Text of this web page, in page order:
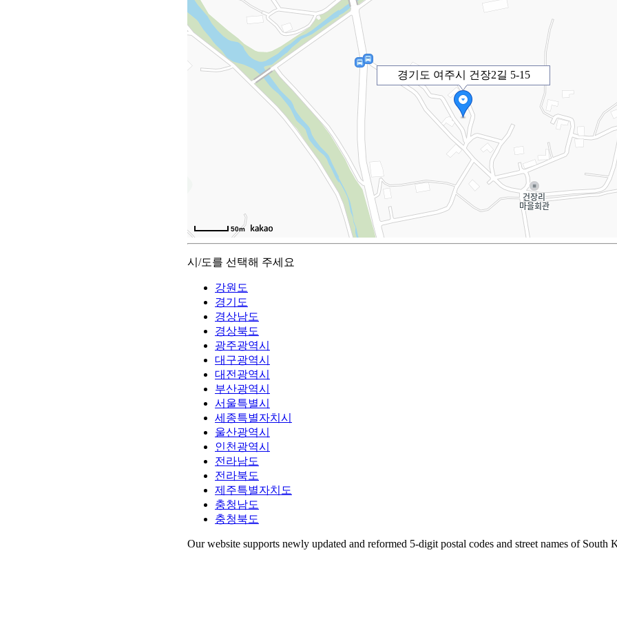
경기도 여주시 건장2길 5-15
50m
시/도를 선택해 주세요
강원도
경기도
경상남도
경상북도
광주광역시
대구광역시
대전광역시
부산광역시
서울특별시
세종특별자치시
울산광역시
인천광역시
전라남도
전라북도
제주특별자치도
충청남도
충청북도
Our website supports newly updated and reformed 5-digit postal codes and street names of South